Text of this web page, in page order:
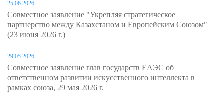
25.06.2026
Совместное заявление "Укрепляя стратегическое
партнерство между Казахстаном и Европейским Союзом"
(23 июня 2026 г.)
29.05.2026
Совместное заявление глав государств ЕАЭС об
ответственном развитии искусственного интеллекта в
рамках союза, 29 мая 2026 г.